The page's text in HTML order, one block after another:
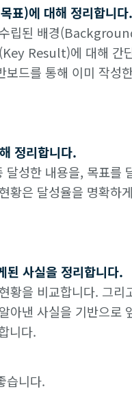
표)에 대해 정리합니다.
립된 배경
Result)에 대해 간
보드를 통해 이미 작성
정리합니다.
달성한 내용을, 목표를
황은 달성율을 명확하
된 사실을 정리합니다.
황을 비교합니다. 그
아낸 사실을 기반으
니다.
습니다.